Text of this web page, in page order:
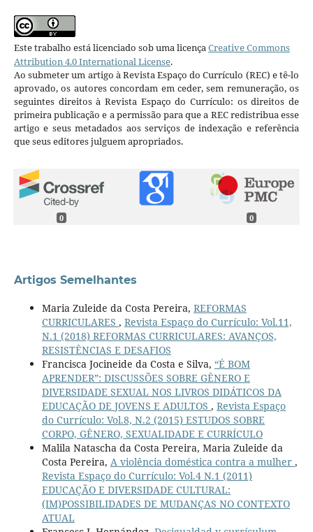
Este trabalho está licenciado sob uma licençaCreative Commons
Attribution 4.0 International License.
Ao submeter um artigo à Revista Espaço do Currículo (REC) e tê-lo
aprovado, os autores concordam em ceder, sem remuneração, os
seguintes direitos à Revista Espaço do Currículo: os direitos de
primeira publicação e a permissão para que a REC redistribua esse
artigo e seus metadados aos serviços de indexação e referência
que seus editores julguem apropriados.
0 0
Artigos Semelhantes
Maria Zuleide da Costa Pereira, REFORMAS
CURRICULARES , Revista Espaço do Currículo: Vol.11,
N.1 (2018) REFORMAS CURRICULARES: AVANÇOS,
RESISTÊNCIAS E DESAFIOS
Francisca Jocineide da Costa e Silva, “É BOM
APRENDER”: DISCUSSÕES SOBRE GÊNERO E
DIVERSIDADE SEXUAL NOS LIVROS DIDÁTICOS DA
EDUCAÇÃO DE JOVENS E ADULTOS , Revista Espaço
do Currículo: Vol.8, N.2 (2015) ESTUDOS SOBRE
CORPO, GÊNERO, SEXUALIDADE E CURRÍCULO
Malila Natascha da Costa Pereira, Maria Zuleide da
Costa Pereira, A violência doméstica contra a mulher ,
Revista Espaço do Currículo: Vol.4 N.1 (2011)
EDUCAÇÃO E DIVERSIDADE CULTURAL:
(IM)POSSIBILIDADES DE MUDANÇAS NO CONTEXTO
ATUAL